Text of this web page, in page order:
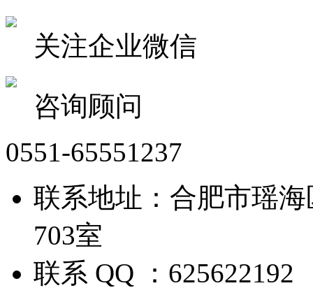
关注企业微信
咨询顾问
0551-65551237
联系地址：合肥市瑶
703室
联系 QQ ：